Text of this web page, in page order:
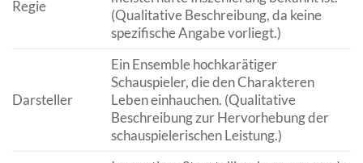
Regie
(Qualitative Beschreibung, da keine
spezifische Angabe vorliegt.)
Darsteller
Ein Ensemble hochkarätiger
Schauspieler, die den Charakteren
Leben einhauchen. (Qualitative
Beschreibung zur Hervorhebung der
schauspielerischen Leistung.)